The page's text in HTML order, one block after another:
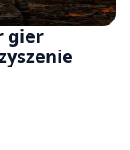
gier